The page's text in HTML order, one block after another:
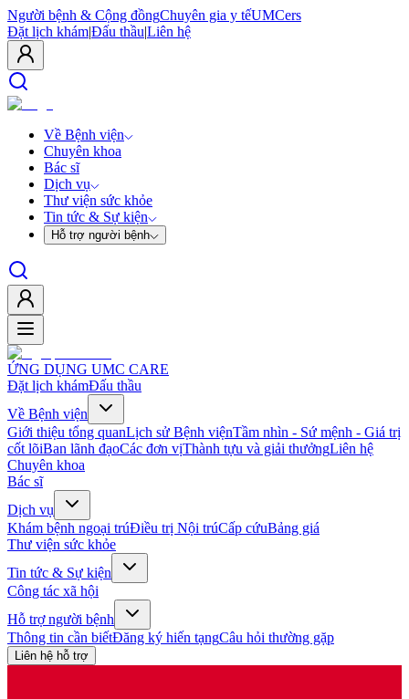
Người bệnh & Cộng đồngChuyên gia y tếUMCers
Đặt lịch khám|Đấu thầu|Liên hệ
Về Bệnh viện
Chuyên khoa
Bác sĩ
Dịch vụ
Thư viện sức khỏe
Tin tức & Sự kiện
Hỗ trợ người bệnh
ỨNG DỤNG UMC CARE
Đặt lịch khámĐấu thầu
Về Bệnh viện
Giới thiệu tổng quanLịch sử Bệnh việnTầm nhìn - Sứ mệnh - Giá trị
cốt lõiBan lãnh đạoCác đơn vịThành tựu và giải thưởngLiên hệ
Chuyên khoa
Bác sĩ
Dịch vụ
Khám bệnh ngoại trúĐiều trị Nội trúCấp cứuBảng giá
Thư viện sức khỏe
Tin tức & Sự kiện
Công tác xã hội
Hỗ trợ người bệnh
Thông tin cần biếtĐăng ký hiến tạngCâu hỏi thường gặp
Liên hệ hỗ trợ